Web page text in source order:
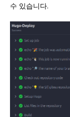
수 있습니다.